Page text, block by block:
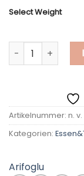
Select Weight
Zimtstangen,
Artikelnummer: n. v.
Kategorien:
Arifoglu